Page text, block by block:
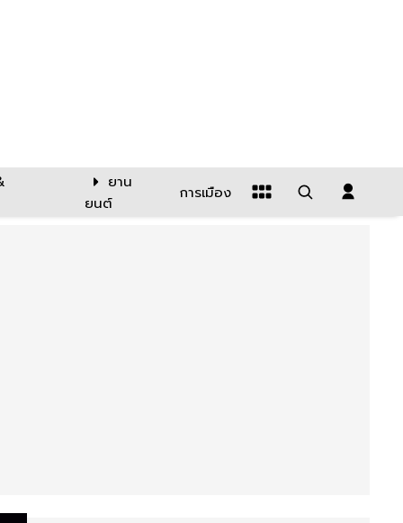
ยาน
ยนต์
การเมือง